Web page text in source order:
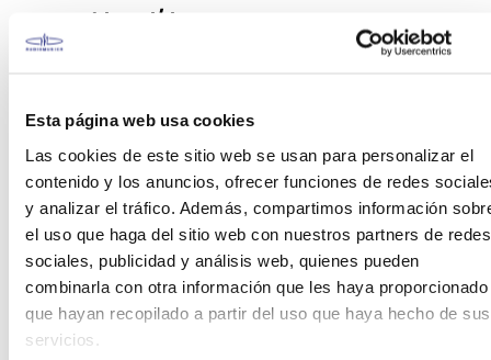
Esta página web usa cookies
Las cookies de este sitio web se usan para personalizar el
contenido y los anuncios, ofrecer funciones de redes
y analizar el tráfico. Además, compartimos información
el uso que haga del sitio web con nuestros partners de redes
sociales, publicidad y análisis web, quienes pueden
combinarla con otra información que les haya proporcionado
que hayan recopilado a partir del uso que haya hecho de sus
servicios.
32 bits
(Alto)
Efectos
Reverb (solo para la parte rítmica)
Frecuencia de muestreo
44,1 kHz
Grabación
Número de pistas: 1
Formato de datos: WAV (44,1 kHz, flotante de 32 bits,
estéreo)
Tiempo máximo de grabación: Aprox. 1,5 horas (1
pista), aproximadamente 13 horas (total de todas